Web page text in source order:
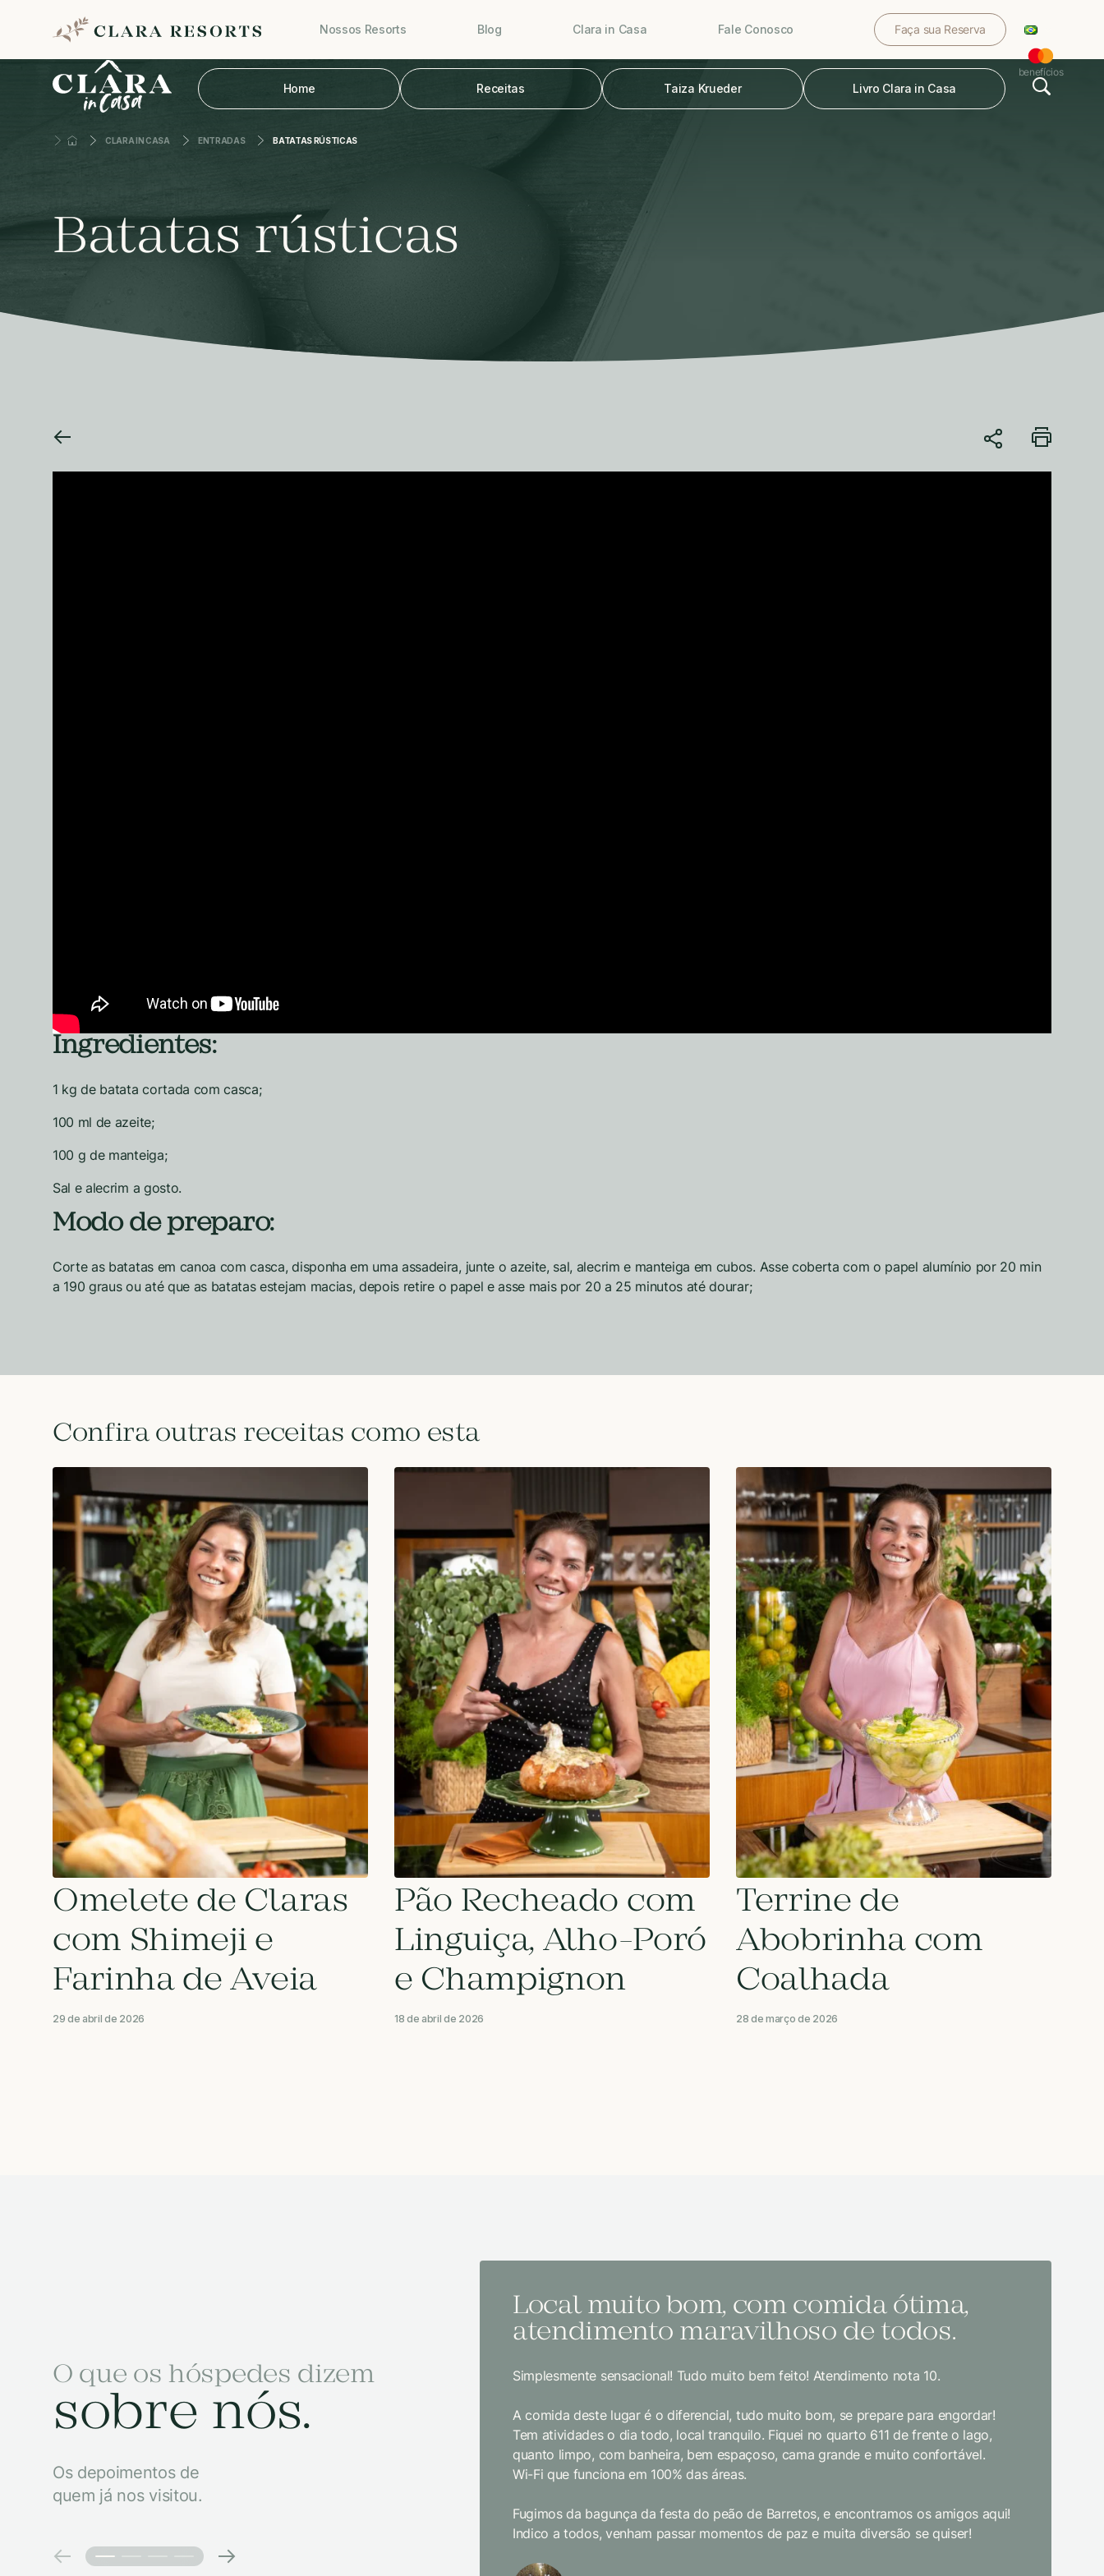
Nossos Resorts Blog Clara in Casa Fale Conosco Faça sua Reserva
benefícios
Home Receitas Taiza Krueder Livro Clara in Casa
CLARA IN CASA ENTRADAS BATATAS RÚSTICAS
Batatas rústicas
Ingredientes:
1 kg de batata cortada com casca;
100 ml de azeite;
100 g de manteiga;
Sal e alecrim a gosto.
Modo de preparo:
Corte as batatas em canoa com casca, disponha em uma assadeira, junte o azeite, sal, alecrim e manteiga em cubos. Asse coberta com o papel alumínio por 20 min
a 190 graus ou até que as batatas estejam macias, depois retire o papel e asse mais por 20 a 25 minutos até dourar;
Confira outras receitas como esta
Omelete de Claras
com Shimeji e
Farinha de Aveia
29 de abril de 2026
Pão Recheado com
Linguiça, Alho-Poró
e Champignon
18 de abril de 2026
Terrine de
Abobrinha com
Coalhada
28 de março de 2026
O que os hóspedes dizem
sobre nós.
Os depoimentos de
quem já nos visitou.
Local muito bom, com comida ótima,
atendimento maravilhoso de todos.
Simplesmente sensacional! Tudo muito bem feito! Atendimento nota 10.
A comida deste lugar é o diferencial, tudo muito bom, se prepare para engordar!
Tem atividades o dia todo, local tranquilo. Fiquei no quarto 611 de frente o lago,
quanto limpo, com banheira, bem espaçoso, cama grande e muito confortável.
Wi-Fi que funciona em 100% das áreas.
Fugimos da bagunça da festa do peão de Barretos, e encontramos os amigos aqui!
Indico a todos, venham passar momentos de paz e muita diversão se quiser!